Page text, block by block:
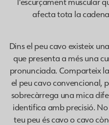
afecta tota la
Dins el peu cavo existeix
que presenta a més una
pronunciada. Comparteix
el peu cavo convencional,
sobrecàrrega una mica
identifica amb precisió.
teu peu és cavo o cavo